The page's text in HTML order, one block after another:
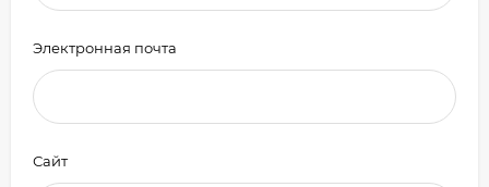
Электронная почта
Сайт